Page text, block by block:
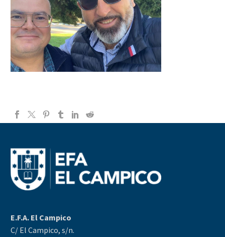
E.F.A. El Campico
C/ El Campico, s/n.